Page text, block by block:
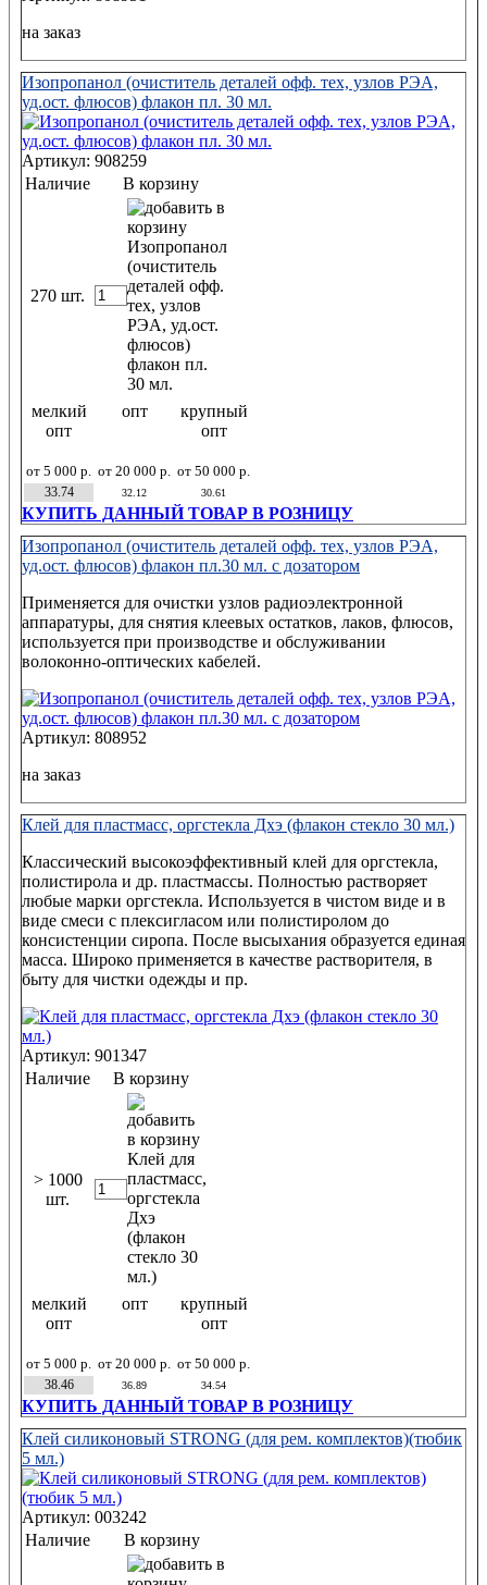
на заказ
Изопропанол (очиститель деталей офф. тех, узлов РЭА,
уд.ост. флюсов) флакон пл. 30 мл.
Артикул: 908259
Наличие
В корзину
270 шт.
мелкий
опт
от 5 000 р.
опт
от 20 000 р.
крупный
опт
от 50 000 р.
33.74
32.12 30.61
КУПИТЬ ДАННЫЙ ТОВАР В РОЗНИЦУ
Изопропанол (очиститель деталей офф. тех, узлов РЭА,
уд.ост. флюсов) флакон пл.30 мл. с дозатором
Применяется для очистки узлов радиоэлектронной
аппаратуры, для снятия клеевых остатков, лаков, флюсов,
используется при производстве и обслуживании
волоконно-оптических кабелей.
Артикул: 808952
на заказ
Клей для пластмасс, оргстекла Дхэ (флакон стекло 30 мл.)
Классический высокоэффективный клей для оргстекла,
полистирола и др. пластмассы. Полностью растворяет
любые марки оргстекла. Используется в чистом виде и в
виде смеси с плексигласом или полистиролом до
консистенции сиропа. После высыхания образуется единая
масса. Широко применяется в качестве растворителя, в
быту для чистки одежды и пр.
Артикул: 901347
Наличие
В корзину
> 1000
шт.
мелкий
опт
от 5 000 р.
опт
от 20 000 р.
крупный
опт
от 50 000 р.
38.46
36.89 34.54
КУПИТЬ ДАННЫЙ ТОВАР В РОЗНИЦУ
Клей силиконовый STRONG (для рем. комплектов)(тюбик
5 мл.)
Артикул: 003242
Наличие
В корзину